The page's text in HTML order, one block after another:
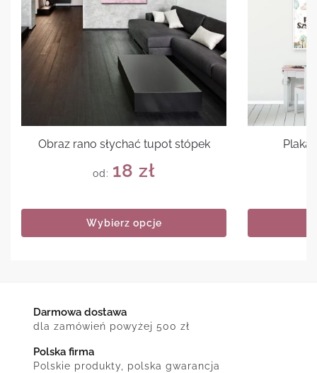
Obraz rano słychać tupot stópek
od: 18 zł
Wybierz opcje
Darmowa dostawa
dla zamówień powyżej 500 zł
Polska firma
Polskie produkty, polska gwarancja